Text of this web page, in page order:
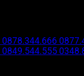
0878.344.666
0849.544.555